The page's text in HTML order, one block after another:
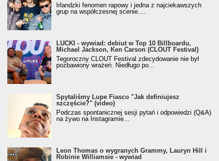
Irlandzki fenomen rapowy i jedna z najciekawszych
grup na współczesnej scenie....
LUCKI - wywiad: debiut w Top 10 Billboardu,
Michael Jackson, Ken Carson (CLOUT Festival)
Tegoroczny CLOUT Festival zdecydowanie nie był
pozbawiony wrażeń. Niedługo po...
Spytaliśmy Lupe Fiasco "Jak definiujesz
szczęście?" (video)
Podczas spontanicznej sesji pytań i odpowiedzi (Q&A)
na żywo na Instagramie...
Leon Thomas o wygranych Grammy, Lauryn Hill i
Robinie Williamsie - wywiad